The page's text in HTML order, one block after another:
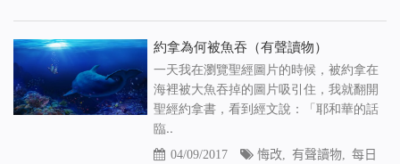
約拿為何被魚吞（有聲讀物）
一天我在瀏覽聖經圖片的時候，被約拿在
海裡被大魚吞掉的圖片吸引住，我就翻開
聖經約拿書，看到經文說：「耶和華的話
臨..
04/09/2017 悔改, 有聲讀物, 每日